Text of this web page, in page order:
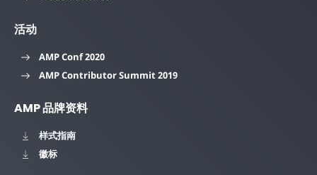
活动
AMP Conf 2020
AMP Contributor Summit 2019
AMP 品牌资料
样式指南
徽标